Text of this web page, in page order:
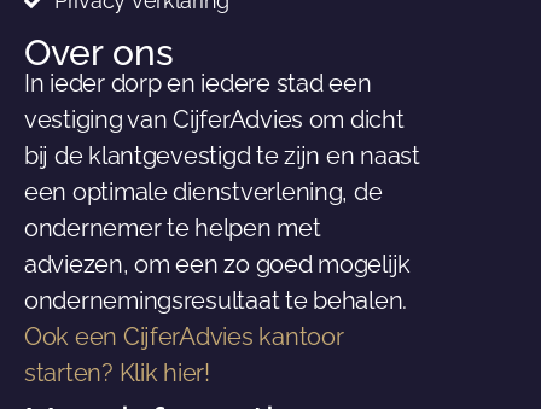
Over ons
In ieder dorp en iedere stad een
vestiging van CijferAdvies om dicht
bij de klantgevestigd te zijn en naast
een optimale dienstverlening, de
ondernemer te helpen met
adviezen, om een zo goed mogelijk
ondernemingsresultaat te behalen.
Ook een CijferAdvies kantoor
starten? Klik hier!